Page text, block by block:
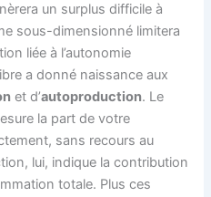
un surplus difficile à
sous-dimensionné limitera
liée à l’autonomie
a donné naissance aux
et d’autoproduction. Le
la part de votre
sans recours au
lui, indique la contribution
totale. Plus ces